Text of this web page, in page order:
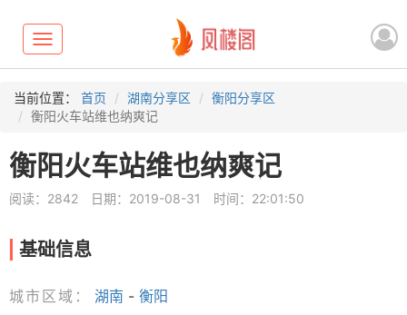
Toggle
navigation
当前位置： 首页 湖南分享区
衡阳分享区
衡阳火车站维也纳爽记
衡阳火车站维也纳爽记
阅读：2842 日期：2019-08-31 时间：22:01:50
基础信息
城市区域： 湖南 - 衡阳